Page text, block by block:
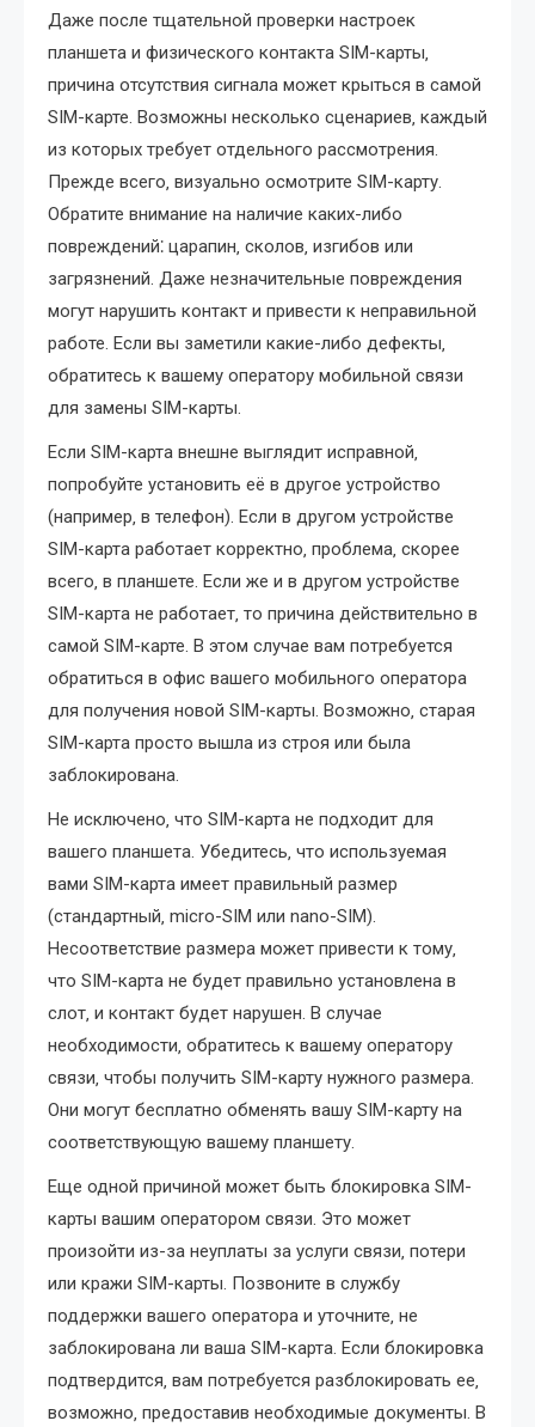
Даже после тщательной проверки настроек
планшета и физического контакта SIM-карты‚
причина отсутствия сигнала может крыться в самой
SIM-карте. Возможны несколько сценариев‚ каждый
из которых требует отдельного рассмотрения.
Прежде всего‚ визуально осмотрите SIM-карту.
Обратите внимание на наличие каких-либо
повреждений⁚ царапин‚ сколов‚ изгибов или
загрязнений. Даже незначительные повреждения
могут нарушить контакт и привести к неправильной
работе. Если вы заметили какие-либо дефекты‚
обратитесь к вашему оператору мобильной связи
для замены SIM-карты.
Если SIM-карта внешне выглядит исправной‚
попробуйте установить её в другое устройство
(например‚ в телефон). Если в другом устройстве
SIM-карта работает корректно‚ проблема‚ скорее
всего‚ в планшете. Если же и в другом устройстве
SIM-карта не работает‚ то причина действительно в
самой SIM-карте. В этом случае вам потребуется
обратиться в офис вашего мобильного оператора
для получения новой SIM-карты. Возможно‚ старая
SIM-карта просто вышла из строя или была
заблокирована.
Не исключено‚ что SIM-карта не подходит для
вашего планшета. Убедитесь‚ что используемая
вами SIM-карта имеет правильный размер
(стандартный‚ micro-SIM или nano-SIM).
Несоответствие размера может привести к тому‚
что SIM-карта не будет правильно установлена в
слот‚ и контакт будет нарушен. В случае
необходимости‚ обратитесь к вашему оператору
связи‚ чтобы получить SIM-карту нужного размера.
Они могут бесплатно обменять вашу SIM-карту на
соответствующую вашему планшету.
Еще одной причиной может быть блокировка SIM-
карты вашим оператором связи. Это может
произойти из-за неуплаты за услуги связи‚ потери
или кражи SIM-карты. Позвоните в службу
поддержки вашего оператора и уточните‚ не
заблокирована ли ваша SIM-карта. Если блокировка
подтвердится‚ вам потребуется разблокировать ее‚
возможно‚ предоставив необходимые документы. В